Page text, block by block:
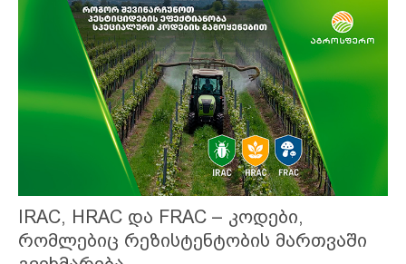
IRAC, HRAC და FRAC – კოდები,
რომლებიც რეზისტენტობის მართვაში